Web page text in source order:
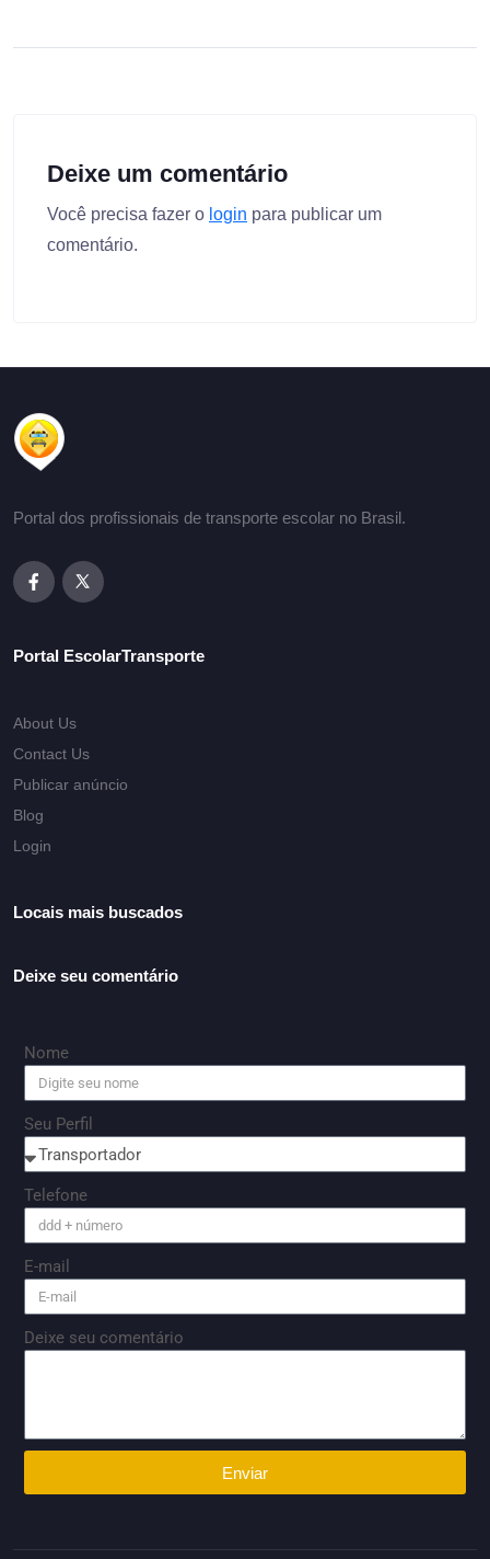
Deixe um comentário
Você precisa fazer o login para publicar um
comentário.
Portal dos profissionais de transporte escolar no Brasil.
Portal EscolarTransporte
About Us
Contact Us
Publicar anúncio
Blog
Login
Locais mais buscados
Deixe seu comentário
Nome
Seu Perfil
Telefone
E-mail
Deixe seu comentário
Enviar